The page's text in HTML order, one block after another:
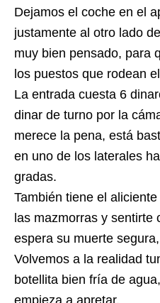
Dejamos el coche en el
justamente al otro lado
muy bien pensado, para
los puestos que rodean
La entrada cuesta 6
dinar de turno por la
merece la pena, está
en uno de los laterales
gradas.
También tiene el
las mazmorras y sentirte
espera su muerte
Volvemos a la realidad
botellita bien fría de